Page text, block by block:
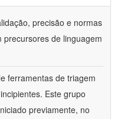
precisão e normas
de linguagem
ferramentas de triagem
Este grupo
previamente, no